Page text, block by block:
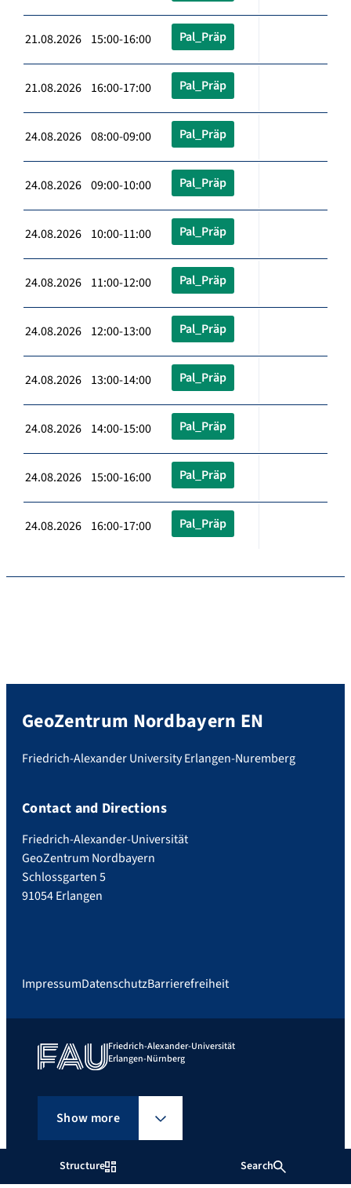
Structure Search
21.08.2026 15:00-16:00 Pal_Präp
21.08.2026 16:00-17:00 Pal_Präp
24.08.2026 08:00-09:00 Pal_Präp
24.08.2026 09:00-10:00 Pal_Präp
24.08.2026 10:00-11:00 Pal_Präp
24.08.2026 11:00-12:00 Pal_Präp
24.08.2026 12:00-13:00 Pal_Präp
24.08.2026 13:00-14:00 Pal_Präp
24.08.2026 14:00-15:00 Pal_Präp
24.08.2026 15:00-16:00 Pal_Präp
24.08.2026 16:00-17:00 Pal_Präp
GeoZentrum Nordbayern EN
Friedrich-Alexander University Erlangen-Nuremberg
Contact and Directions
Friedrich-Alexander-Universität
GeoZentrum Nordbayern
Schlossgarten 5
91054 Erlangen
ImpressumDatenschutzBarrierefreiheit
Friedrich-Alexander-Universität
Erlangen-Nürnberg
Show more